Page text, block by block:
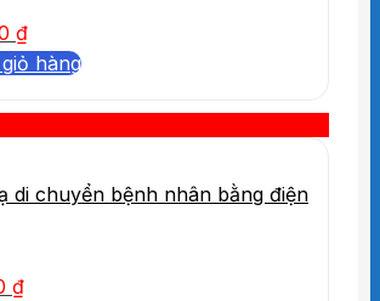
₫
hàng
di chuyển bệnh nhân bằng điện
₫